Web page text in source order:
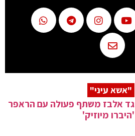
"אשא עיני"
גד אלבז משתף פעולה עם הראפר
'היברו מיוזיק'